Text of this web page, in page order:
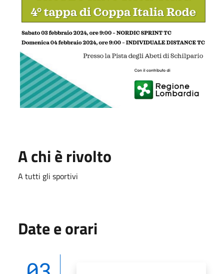
A chi è rivolto
A tutti gli sportivi
Date e orari